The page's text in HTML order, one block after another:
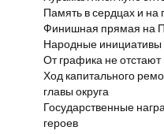
Память в сердцах и на
Финишная прямая на
Народные
От графика не отстают
Ход капитального
главы округа
Государственные
героев